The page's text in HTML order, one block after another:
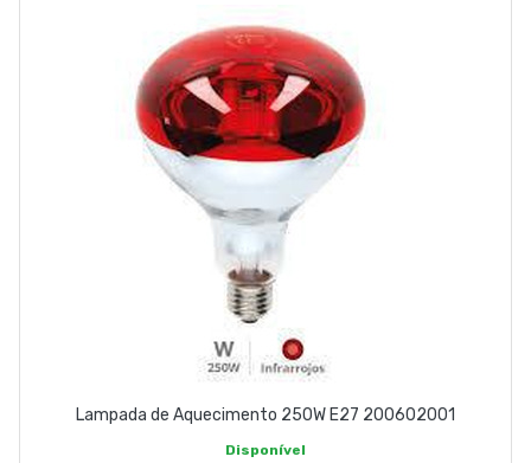
Lampada de Aquecimento 250W E27 200602001
Disponível